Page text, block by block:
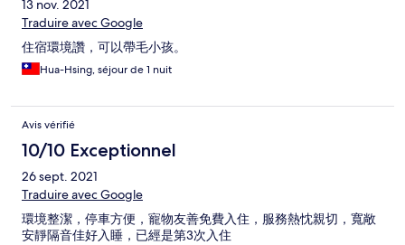
13 nov. 2021
Traduire avec Google
住宿環境讚，可以帶毛小孩。
Hua-Hsing, séjour de 1 nuit
Avis vérifié
10/10 Exceptionnel
26 sept. 2021
Traduire avec Google
環境整潔，停車方便，寵物友善免費入住，服務熱忱親切，寬敞
安靜隔音佳好入睡，已經是第3次入住